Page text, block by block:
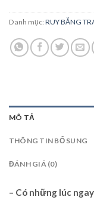
Danh mục:RUY BĂNG
MÔ TẢ
THÔNG TIN BỔ SUNG
ĐÁNH GIÁ (0)
– Có những lúc ngay